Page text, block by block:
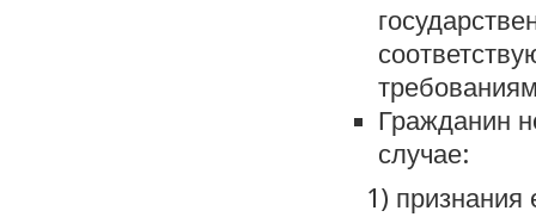
Гражданин
случае:
1) признания